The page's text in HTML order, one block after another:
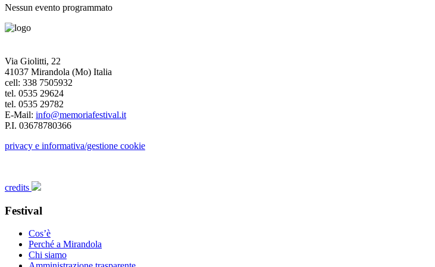
Nessun evento programmato
Via Giolitti, 22
41037 Mirandola (Mo) Italia
cell: 338 7505932
tel. 0535 29624
tel. 0535 29782
E-Mail: info@memoriafestival.it
P.I. 03678780366
privacy e informativa/gestione cookie
credits
Festival
Cos’è
Perché a Mirandola
Chi siamo